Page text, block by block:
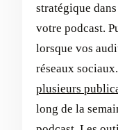
stratégique
votre podcast.
lorsque vos
réseaux
plusieurs
long de la